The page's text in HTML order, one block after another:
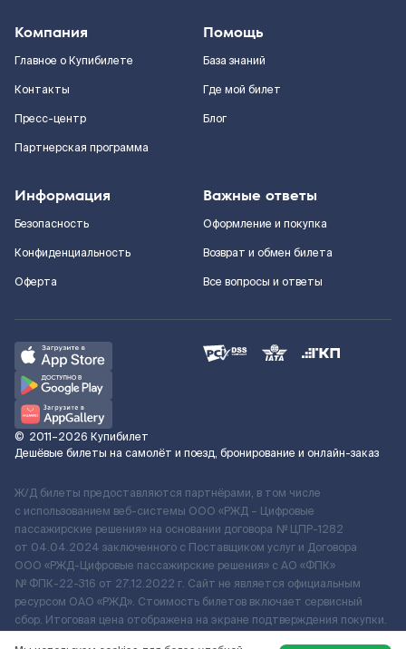
Компания
Главное о Купибилете
Контакты
Пресс-центр
Партнерская программа
Помощь
База знаний
Где мой билет
Блог
Информация
Безопасность
Конфиденциальность
Оферта
Важные ответы
Оформление и покупка
Возврат и обмен билета
Все вопросы и ответы
© 2011–2026 Купибилет
Дешёвые билеты на самолёт и поезд, бронирование и онлайн-заказ
Ж/Д билеты предоставляются партнёрами, в том числе
с использованием веб-системы ООО «РЖД – Цифровые
пассажирские решения» на основании договора № ЦПР-1282
от 04.04.2024 заключенного с Поставщиком услуг и Договора
ООО «РЖД-Цифровые пассажирские решения» c АО «ФПК»
№ ФПК-22-316 от 27.12.2022 г. Сайт не является официальным
ресурсом ОАО «РЖД». Стоимость билетов включает сервисный
сбор. Итоговая цена отображена на экране подтверждения покупки.